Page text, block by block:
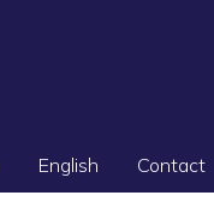
English Contact